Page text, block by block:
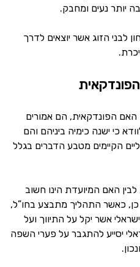
יותר נעים ומחבק.
לבני הזוג אשר יוצאים לדרך
האם הפונדקאית, הם אמורים
כי ישנה כימיה ביניהם והם
הקיימים מטבע הדברים בגלל
לבין האם המיועדת הינו חשוב
כאשר התהליך מתבצע בחו”ל,
אשר יקל על התיווך ועל
יסייע להתגבר על פערי השפה